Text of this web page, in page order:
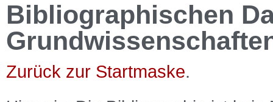
Bibliographischen
Zurück zur Startmaske.